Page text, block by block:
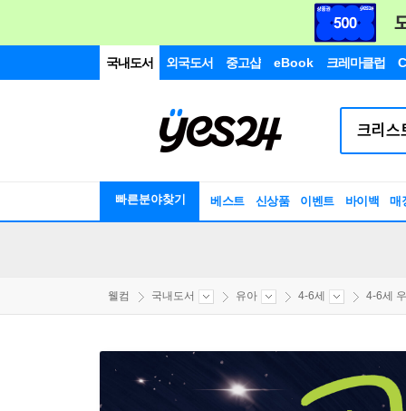
국내도서 외국도서 중고샵 eBook 크레마클럽
빠른분야찾기 베스트 신상품 이벤트 바이백 매
웰컴 국내도서 유아 4-6세 4-6세